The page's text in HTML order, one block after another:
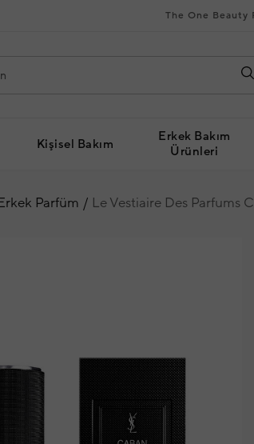
The One Beauty
Kişisel Bakım
Erkek Bakım
Ürünleri
Parfüm Le Vestiaire Des Parfums